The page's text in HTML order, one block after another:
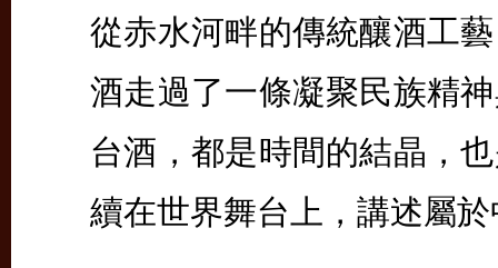
從赤水河畔的傳統釀酒工
酒走過了一條凝聚民族精
台酒，都是時間的結晶，
續在世界舞台上，講述屬